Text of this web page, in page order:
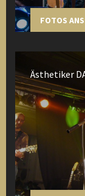
FOTOS
Ästhetiker